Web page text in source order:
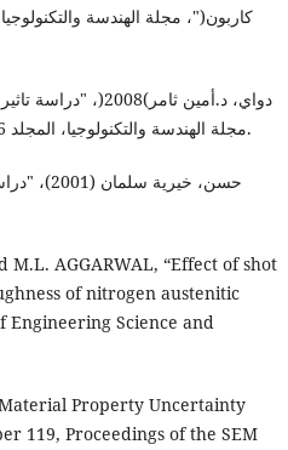
الخواص الميكانيكية لفولاذ(40 Cr)، مجلة الهندسة والتكنولوجيا، المجلد 26، العدد 8.
M.L. AGGARWAL, “Effect of shot
of nitrogen austenitic
Engineering Science and
Material Property Uncertainty
119, Proceedings of the SEM